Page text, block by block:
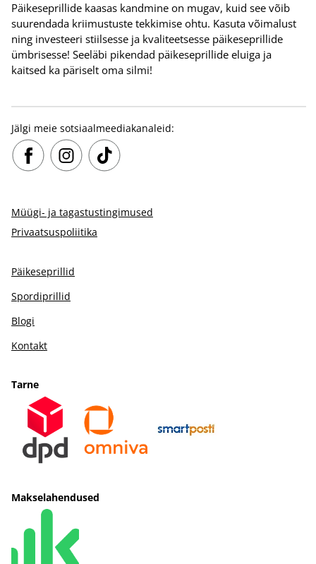
Päikeseprillide kaasas kandmine on mugav, kuid see võib
suurendada kriimustuste tekkimise ohtu. Kasuta võimalust
ning investeeri stiilsesse ja kvaliteetsesse päikeseprillide
ümbrisesse! Seeläbi pikendad päikeseprillide eluiga ja
kaitsed ka päriselt oma silmi!
Jälgi meie sotsiaalmeediakanaleid:
Müügi- ja tagastustingimused
Privaatsuspoliitika
Päikeseprillid
Spordiprillid
Blogi
Kontakt
Tarne
Makselahendused